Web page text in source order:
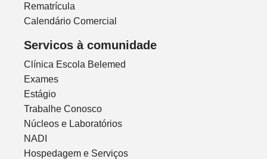
Rematrícula
Calendário Comercial
Servicos à comunidade
Clínica Escola Belemed
Exames
Estágio
Trabalhe Conosco
Núcleos e Laboratórios
NADI
Hospedagem e Serviços